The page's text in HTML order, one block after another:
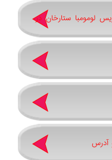
لومومبا ستارخان در
آدرس